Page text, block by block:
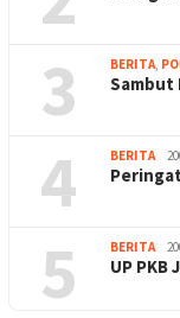
3 BERITA,
Sambut
4 BERITA
5 BERITA
UP